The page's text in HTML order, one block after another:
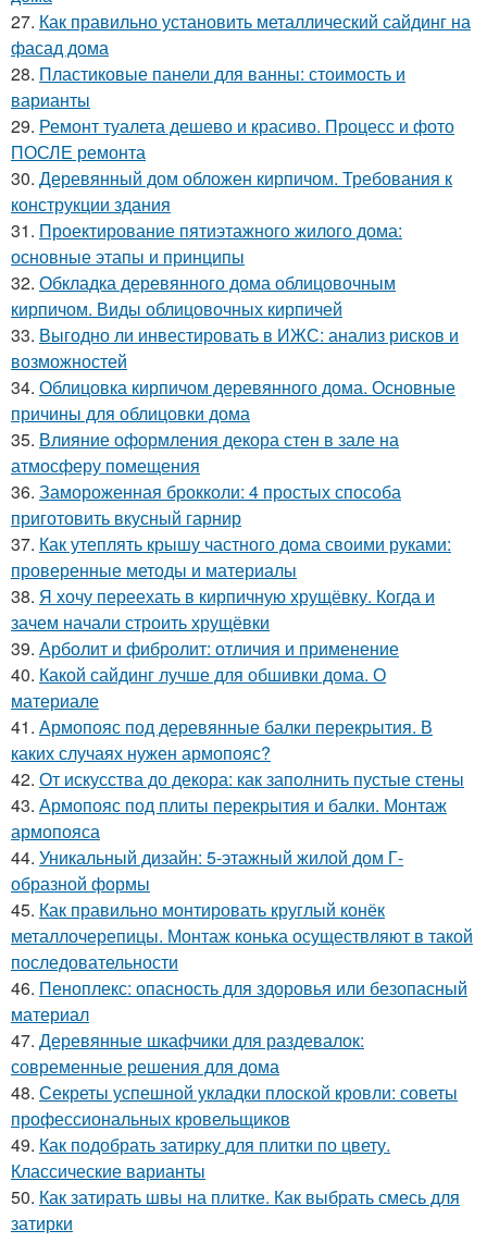
27. Как правильно установить металлический сайдинг на
фасад дома
28. Пластиковые панели для ванны: стоимость и
варианты
29. Ремонт туалета дешево и красиво. Процесс и фото
ПОСЛЕ ремонта
30. Деревянный дом обложен кирпичом. Требования к
конструкции здания
31. Проектирование пятиэтажного жилого дома:
основные этапы и принципы
32. Обкладка деревянного дома облицовочным
кирпичом. Виды облицовочных кирпичей
33. Выгодно ли инвестировать в ИЖС: анализ рисков и
возможностей
34. Облицовка кирпичом деревянного дома. Основные
причины для облицовки дома
35. Влияние оформления декора стен в зале на
атмосферу помещения
36. Замороженная брокколи: 4 простых способа
приготовить вкусный гарнир
37. Как утеплять крышу частного дома своими руками:
проверенные методы и материалы
38. Я хочу переехать в кирпичную хрущёвку. Когда и
зачем начали строить хрущёвки
39. Арболит и фибролит: отличия и применение
40. Какой сайдинг лучше для обшивки дома. О
материале
41. Армопояс под деревянные балки перекрытия. В
каких случаях нужен армопояс?
42. От искусства до декора: как заполнить пустые стены
43. Армопояс под плиты перекрытия и балки. Монтаж
армопояса
44. Уникальный дизайн: 5-этажный жилой дом Г-
образной формы
45. Как правильно монтировать круглый конёк
металлочерепицы. Монтаж конька осуществляют в такой
последовательности
46. Пеноплекс: опасность для здоровья или безопасный
материал
47. Деревянные шкафчики для раздевалок:
современные решения для дома
48. Секреты успешной укладки плоской кровли: советы
профессиональных кровельщиков
49. Как подобрать затирку для плитки по цвету.
Классические варианты
50. Как затирать швы на плитке. Как выбрать смесь для
затирки